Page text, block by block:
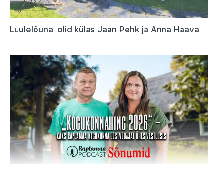
Luulelõunal olid külas Jaan Pehk ja Anna Haava